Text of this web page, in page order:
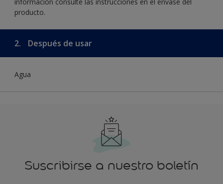
producto.
2. Después de usar
Agua
Suscribirse a nuestro boletín